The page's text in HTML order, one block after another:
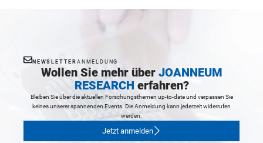
NEWSLETTER ANMELDUNG
Wollen Sie mehr über JOANNEUM
RESEARCH erfahren?
Bleiben Sie über die aktuellen Forschungsthemen up-to-date und verpassen Sie
keines unserer spannenden Events. Die Anmeldung kann jederzeit widerrufen
werden.
Jetzt anmelden